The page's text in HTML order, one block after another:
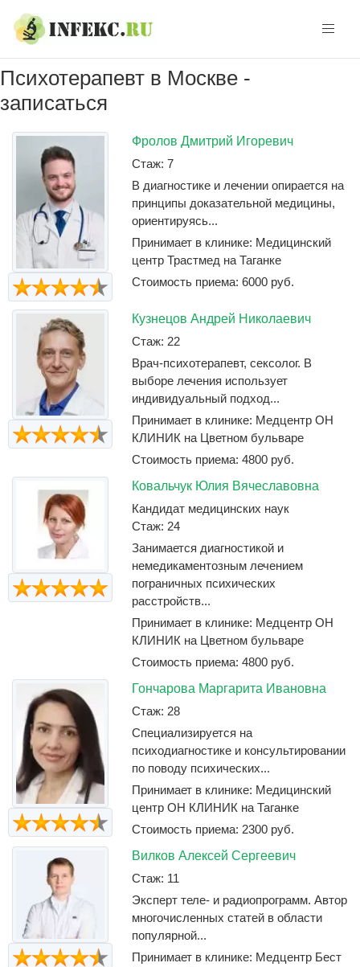
navigation
content
Психотерапевт в Москве -
записаться
Фролов Дмитрий Игоревич
Стаж: 7
В диагностике и лечении опирается на
принципы доказательной медицины,
ориентируясь...
Принимает в клинике: Медицинский
центр Трастмед на Таганке
Стоимость приема: 6000 руб.
Кузнецов Андрей Николаевич
Стаж: 22
Врач-психотерапевт, сексолог. В
выборе лечения использует
индивидуальный подход...
Принимает в клинике: Медцентр ОН
КЛИНИК на Цветном бульваре
Стоимость приема: 4800 руб.
Ковальчук Юлия Вячеславовна
Кандидат медицинских наук
Стаж: 24
Занимается диагностикой и
немедикаментозным лечением
пограничных психических
расстройств...
Принимает в клинике: Медцентр ОН
КЛИНИК на Цветном бульваре
Стоимость приема: 4800 руб.
Гончарова Маргарита Ивановна
Стаж: 28
Специализируется на
психодиагностике и консультировании
по поводу психических...
Принимает в клинике: Медицинский
центр ОН КЛИНИК на Таганке
Стоимость приема: 2300 руб.
Вилков Алексей Сергеевич
Стаж: 11
Эксперт теле- и радиопрограмм. Автор
многочисленных статей в области
популярной...
Принимает в клинике: Медцентр Бест